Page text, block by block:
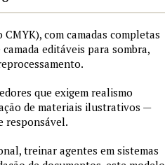
com camadas completas
editáveis para sombra,
que exigem realismo
de materiais ilustrativos —
responsável.
treinar agentes em sistemas